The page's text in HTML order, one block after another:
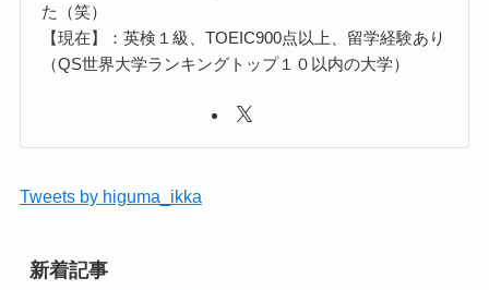
た（笑）
【現在】：英検１級、TOEIC900点以上、留学経験あり
（QS世界大学ランキングトップ１０以内の大学）
Tweets by higuma_ikka
新着記事